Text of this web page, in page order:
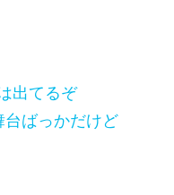
出てるぞ
台ばっかだけど